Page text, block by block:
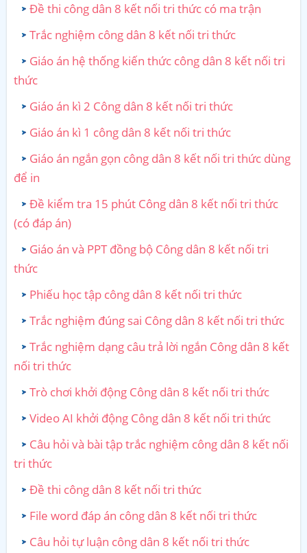
Đề thi công dân 8 kết nối tri thức có ma trận
Trắc nghiệm công dân 8 kết nối tri thức
Giáo án hệ thống kiến thức công dân 8 kết nối tri
thức
Giáo án kì 2 Công dân 8 kết nối tri thức
Giáo án kì 1 công dân 8 kết nối tri thức
Giáo án ngắn gọn công dân 8 kết nối tri thức dùng
để in
Đề kiểm tra 15 phút Công dân 8 kết nối tri thức
(có đáp án)
Giáo án và PPT đồng bộ Công dân 8 kết nối tri
thức
Phiếu học tập công dân 8 kết nối tri thức
Trắc nghiệm đúng sai Công dân 8 kết nối tri thức
Trắc nghiệm dạng câu trả lời ngắn Công dân 8 kết
nối tri thức
Trò chơi khởi động Công dân 8 kết nối tri thức
Video AI khởi động Công dân 8 kết nối tri thức
Câu hỏi và bài tập trắc nghiệm công dân 8 kết nối
tri thức
Đề thi công dân 8 kết nối tri thức
File word đáp án công dân 8 kết nối tri thức
Câu hỏi tự luận công dân 8 kết nối tri thức